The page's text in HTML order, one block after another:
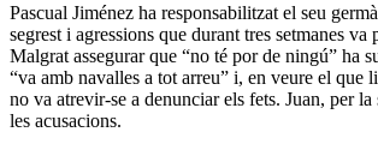
Pascual Jiménez ha responsabilitzat el seu
segrest i agressions que durant tres setmanes va
Malgrat assegurar que “no té por de ningú” ha
“va amb navalles a tot arreu” i, en veure el que
no va atrevir-se a denunciar els fets. Juan, per la
les acusacions.